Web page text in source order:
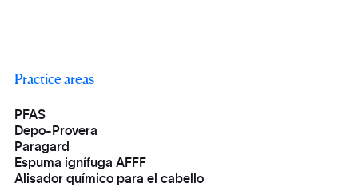
Practice areas
PFAS
Depo-Provera
Paragard
Espuma ignífuga AFFF
Alisador químico para el cabello